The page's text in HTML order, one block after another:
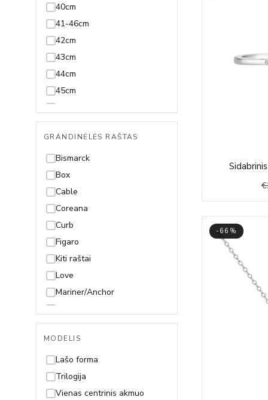
21,5cm
21cm
22,5cm
22cm
23,5cm
23cm
24cm
40cm
41-46cm
42cm
43cm
44cm
45cm
47-50cm
49cm
50cm
55cm
60cm
65cm
70cm
GRANDINĖLĖS RAŠTAS
Bismarck
Box
Cable
Coreana
Curb
Figaro
Kiti raštai
Love
Mariner/Anchor
Paperclip
Pitonas
Rolo
Rombo
Rope (Virvutė)
MODELIS
Lašo forma
Trilogija
Vienas centrinis akmuo
€
-66%